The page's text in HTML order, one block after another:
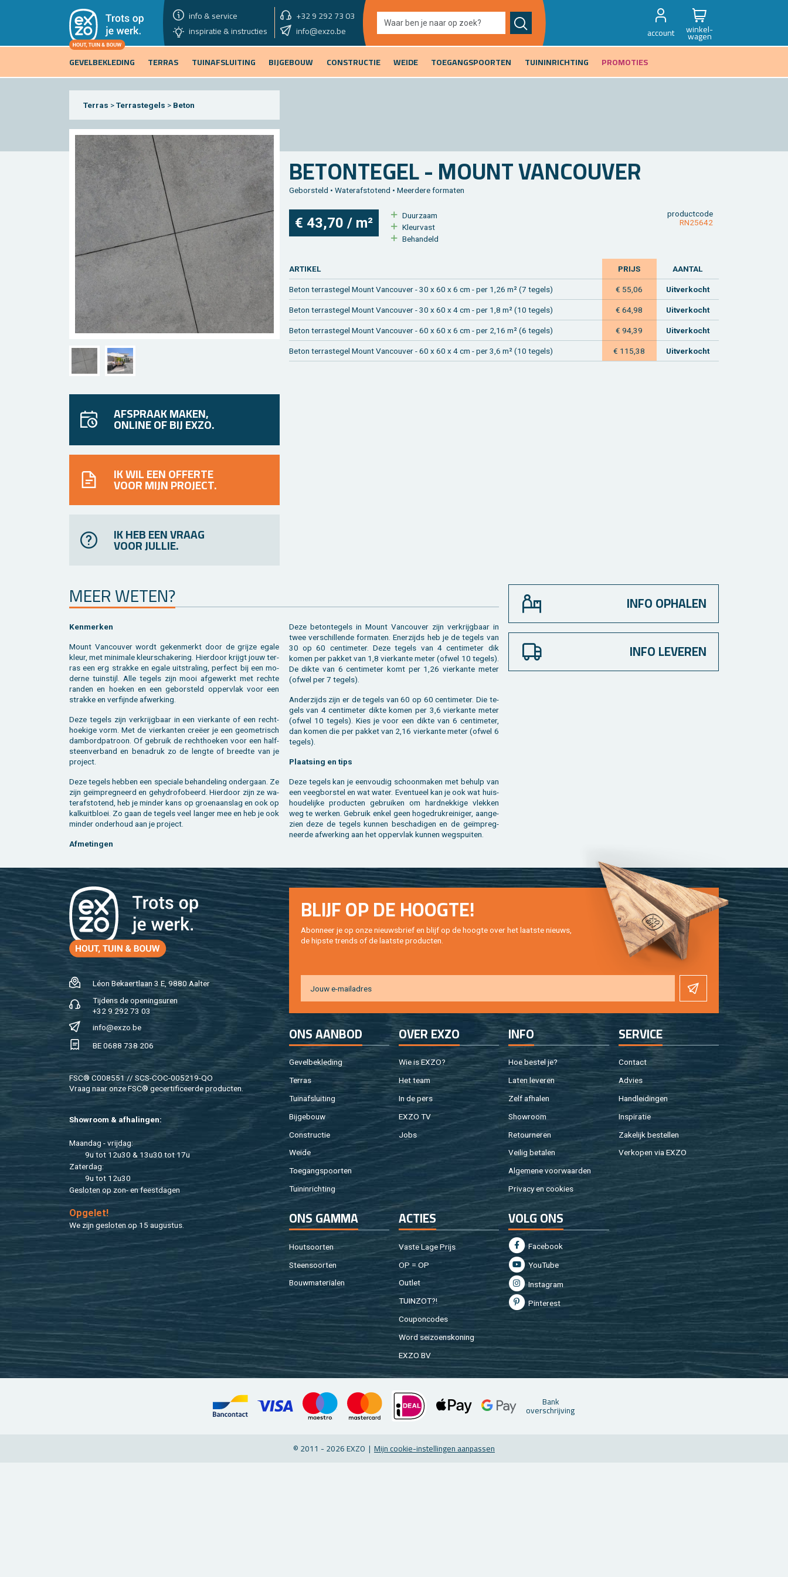
info & service +32 9 292 73 03
showroom morgen
inspiratie & instructies
info@exzo.be 9u - 12u30 & 13u30 - 17u account winkel-
wagen
GEVELBEKLEDING
TERRAS TUINAFSLUITING BIJGEBOUW CONSTRUCTIE WEIDE TOEGANGSPOORTEN TUININRICHTING PROMOTIES
Terras >Terrastegels > Beton
BE­TON­TE­GEL - MOUNT VAN­COU­VER
Ge­bor­steld • Wa­ter­af­sto­tend • Meer­de­re for­ma­ten
€ 43,70 / m²
Duur­zaam
Kleur­vast
Be­han­deld
product­code
RN25642
AR­TI­KEL PRIJS AAN­TAL
Beton ter­ras­te­gel Mount Van­cou­ver - 30 x 60 x 6 cm - per 1,26 m² (7 te­gels) € 55,06 Uit­ver­kocht
Beton ter­ras­te­gel Mount Van­cou­ver - 30 x 60 x 4 cm - per 1,8 m² (10 te­gels) € 64,98 Uit­ver­kocht
Beton ter­ras­te­gel Mount Van­cou­ver - 60 x 60 x 6 cm - per 2,16 m² (6 te­gels) € 94,39 Uit­ver­kocht
Beton ter­ras­te­gel Mount Van­cou­ver - 60 x 60 x 4 cm - per 3,6 m² (10 te­gels) € 115,38 Uit­ver­kocht
AFSPRAAK MAKEN,
ONLINE OF BIJ EXZO.
IK WIL EEN OFFERTE
VOOR MIJN PROJECT.
IK HEB EEN VRAAG
VOOR JULLIE.
MEER WETEN?
Ken­mer­ken
Mount Van­cou­ver wordt ge­ken­merkt door de grij­ze egale
kleur, met mi­ni­ma­le kleur­scha­ke­ring. Hier­door krijgt jouw ter­
ras een erg strak­ke en egale uit­stra­ling, per­fect bij een mo­
der­ne tuin­stijl. Alle te­gels zijn mooi af­ge­werkt met rech­te
ran­den en hoe­ken en een ge­bor­steld op­per­vlak voor een
strak­ke en ver­fijn­de af­wer­king.
Deze te­gels zijn ver­krijg­baar in een vier­kan­te of een recht­
hoe­ki­ge vorm. Met de vier­kan­ten creëer je een ge­o­me­trisch
dam­bord­pa­troon. Of ge­bruik de recht­hoe­ken voor een half­
steen­ver­band en be­na­druk zo de leng­te of breed­te van je
pro­ject.
Deze te­gels heb­ben een spe­ci­a­le be­han­de­ling on­der­gaan. Ze
zijn geïmpreg­neerd en ge­hy­dro­fo­beerd. Hier­door zijn ze wa­
ter­af­sto­tend, heb je min­der kans op groen­aan­slag en ook op
kalkuit­bloei. Zo gaan de te­gels veel lan­ger mee en heb je ook
min­der on­der­houd aan je pro­ject.
Af­me­tin­gen
Deze be­ton­te­gels in Mount Van­cou­ver zijn ver­krijg­baar in
twee ver­schil­len­de for­ma­ten. Ener­zijds heb je de te­gels van
30 op 60 cen­ti­me­ter. Deze te­gels van 4 cen­ti­me­ter dik
komen per pak­ket van 1,8 vier­kan­te meter (ofwel 10 te­gels).
De dikte van 6 cen­ti­me­ter komt per 1,26 vier­kan­te meter
(ofwel per 7 te­gels).
An­der­zijds zijn er de te­gels van 60 op 60 cen­ti­me­ter. Die te­
gels van 4 cen­ti­me­ter dikte komen per 3,6 vier­kan­te meter
(ofwel 10 te­gels). Kies je voor een dikte van 6 cen­ti­me­ter,
dan komen die per pak­ket van 2,16 vier­kan­te meter (ofwel 6
te­gels).
Plaat­sing en tips
Deze te­gels kan je een­vou­dig schoon­ma­ken met be­hulp van
een veeg­bor­stel en wat water. Even­tu­eel kan je ook wat huis­
hou­de­lij­ke pro­duc­ten ge­brui­ken om hard­nek­ki­ge vlek­ken
weg te wer­ken. Ge­bruik enkel geen ho­ge­druk­rei­ni­ger, aan­ge­
zien deze de te­gels kun­nen be­scha­di­gen en de geïmpreg­
neer­de af­wer­king aan het op­per­vlak kun­nen weg­spui­ten.
INFO OPHALEN
INFO LEVEREN
Léon Be­kaert­laan 3 E, 9880 Aal­ter
Tij­dens de ope­nings­uren
+32 9 292 73 03
info@​exzo.​be
BE 0688 738 206
FSC® C008551 // SCS-COC-005219-QO
Vraag naar onze FSC® ge­cer­ti­fi­ceer­de pro­duc­ten.
Show­room & af­ha­lin­gen:
Maan­dag - vrij­dag:
9u tot 12u30 & 13u30 tot 17u
Za­ter­dag:
9u tot 12u30
Ge­slo­ten op zon- en feest­da­gen
Op­ge­let!
We zijn ge­slo­ten op 15 au­gus­tus.
BLIJF OP DE HOOG­TE!
Abon­neer je op onze nieuws­brief en blijf op de hoog­te over het laat­ste nieuws,
de hip­s­te trends of de laat­ste pro­duc­ten.
ONS AAN­BOD
Ge­vel­be­kle­ding
Ter­ras
Tuin­af­slui­ting
Bij­ge­bouw
Con­struc­tie
Weide
Toe­gangs­poor­ten
Tuin­in­rich­ting
OVER EXZO
Wie is EXZO?
Het team
In de pers
EXZO TV
Jobs
INFO
Hoe be­stel je?
Laten le­ve­ren
Zelf af­ha­len
Show­room
Re­tour­ne­ren
Vei­lig be­ta­len
Al­ge­me­ne voor­waar­den
Pri­va­cy en coo­kies
SER­VI­CE
Con­tact
Ad­vies
Hand­lei­din­gen
In­spi­ra­tie
Za­ke­lijk be­stel­len
Ver­ko­pen via EXZO
ONS GAMMA
Hout­soor­ten
Steen­soor­ten
Bouw­ma­te­ri­a­len
AC­TIES
Vaste Lage Prijs
OP = OP
Out­let
TUIN­ZOT?!
Cou­pon­co­des
Word sei­zoens­ko­ning
EXZO BV
VOLG ONS
Fa­cebook
You­Tu­be
In­st­agram
Pin­te­rest
Bank
over­schrij­ving
© 2011 - 2026 EXZO | Mijn coo­kie-in­stel­lin­gen aan­pas­sen